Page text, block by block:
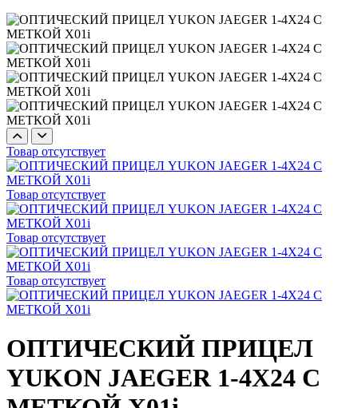
Товар отсутствует
Товар отсутствует
Товар отсутствует
Товар отсутствует
ОПТИЧЕСКИЙ ПРИЦЕЛ
YUKON JAEGER 1-4Х24 С